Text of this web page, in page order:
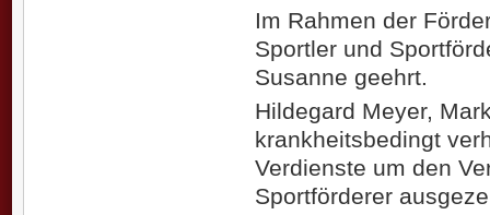
Im Rahmen der
Sportler und
Susanne geehrt.
Hildegard Meyer,
krankheitsbedingt
Verdienste um den
Sportförderer